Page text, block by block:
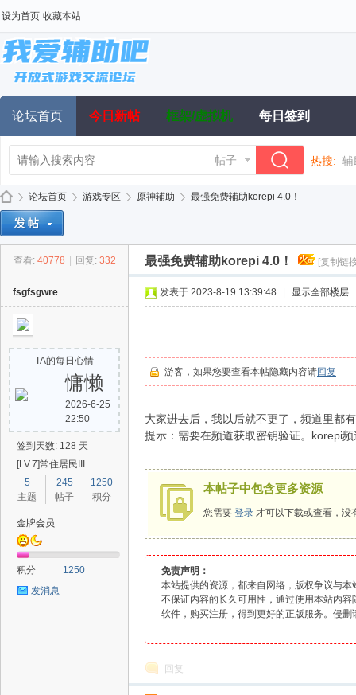
设为首页 收藏本站
论坛首页 今日新帖 框架/虚拟机 每日签到
帖子 热搜: 辅
爱
»
论坛首页 游戏专区 原神辅助
›
最强免费辅助korepi 4.0！
查看: 40778 回复: 332 最强免费辅助korepi 4.0！ [复制链
fsgfsgwre
TA的每日心情
慵懒
2026-6-25
22:50
签到天数: 128 天
[LV.7]常住居民III
5
主题
245
帖子
1250
积分
金牌会员
积分
1250
发消息
发表于 2023-8-19 13:39:48 显示全部楼层
游客，如果您要查看本帖隐藏内容请回复
大家进去后，我以后就不更了，频道里都有
提示：需要在频道获取密钥验证。korepi
本帖子中包含更多资源
您需要 登录 才可以下载或查看，没
免责声明：
本站提供的资源，都来自网络，版权争议与
不保证内容的长久可用性，通过使用本站内
软件，购买注册，得到更好的正版服务。侵删
回复